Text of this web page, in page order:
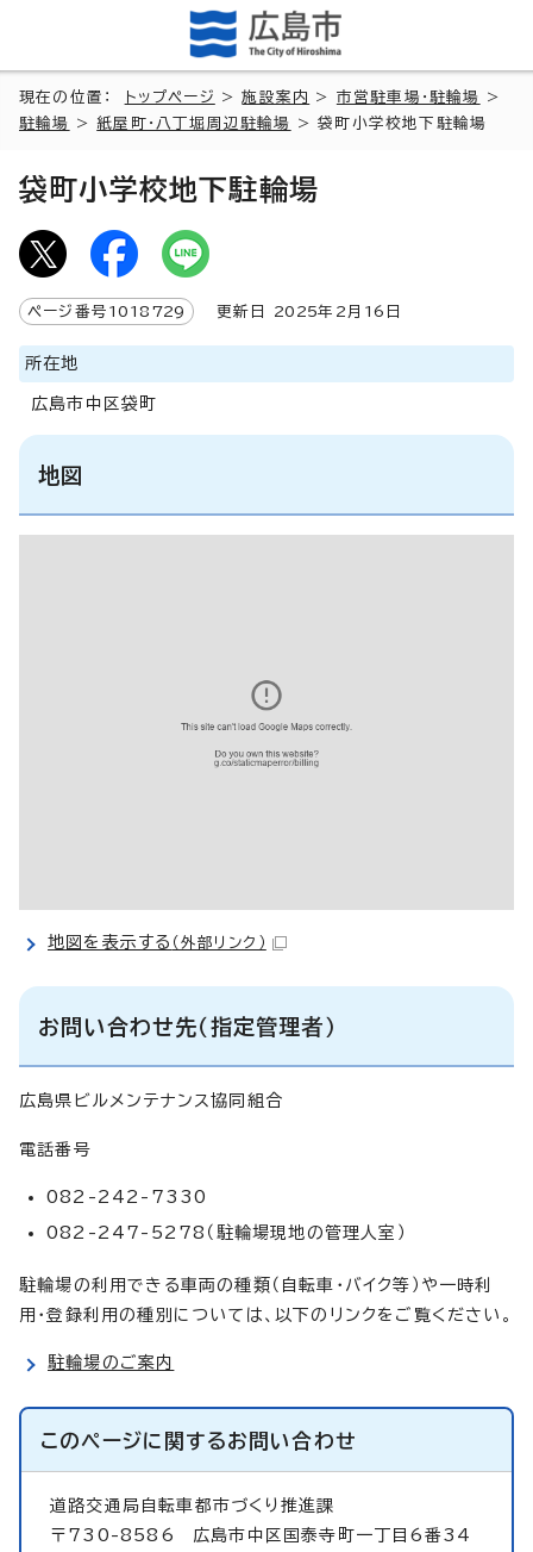
現在の位置： トップページ >施設案内 > 市営駐車場・駐輪場
>
駐輪場
>紙屋町・八丁堀周辺駐輪場 > 袋町小学校地下駐輪場
袋町小学校地下駐輪場
ページ番号 1018729 更新日 2025年2月 16 日
所在地
広島市中区袋町
地図
地図を表示する （外部リンク）
お問い合わせ先（指定管理者）
広島県ビルメンテナンス協同組合
電話番号
082-242-7330
082-247-5278（駐輪場現地の管理人室）
駐輪場の利用できる車両の種類（自転車・バイク等）や一時利
用・登録利用の種別については、以下のリンクをご覧ください。
駐輪場のご案内
このページに関するお問い合わせ
道路交通局自転車都市づくり推進課
〒730-8586 広島市中区国泰寺町一丁目6番34